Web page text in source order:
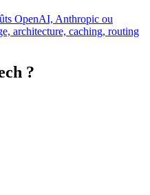
OpenAI, Anthropic ou
architecture, caching, routing
?